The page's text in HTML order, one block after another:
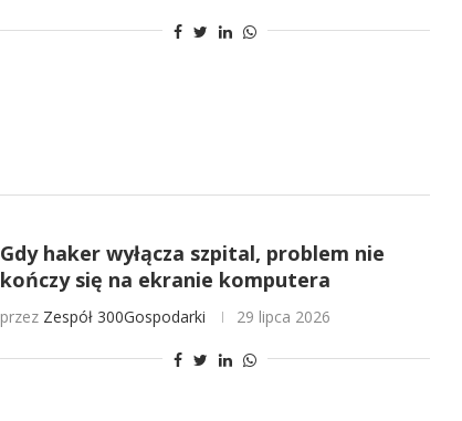
Gdy haker wyłącza szpital, problem nie
kończy się na ekranie komputera
przez Zespół 300Gospodarki 29 lipca 2026